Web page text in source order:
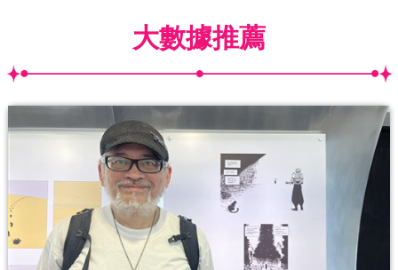
大數據推薦